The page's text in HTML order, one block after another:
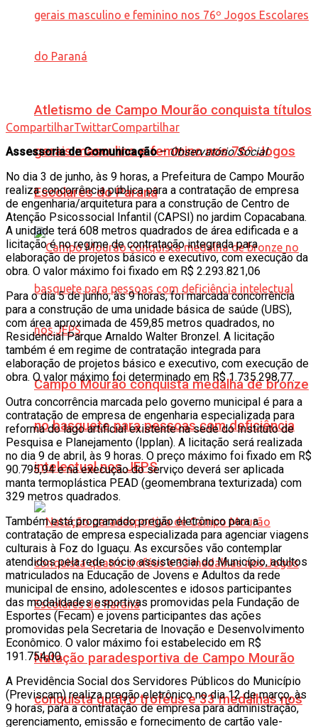
Atletismo de Campo Mourão conquista títulos
gerais masculino e feminino nos 76º Jogos
Escolares do Paraná
Campo Mourão conquista medalha de bronze
no basquete para pessoas com deficiência
intelectual nos JEPS
Natação paradesportiva de Campo Mourão
conquista quatro troféus e 33 medalhas nos
CompartilharTwittarCompartilhar
Assessoria de Comunicação–Observatório Social
No dia 3 de junho, às 9 horas, a Prefeitura de Campo Mourão
realiza concorrência pública para a contratação de empresa
de engenharia/arquitetura para a construção de Centro de
Atenção Psicossocial Infantil (CAPSI) no jardim Copacabana.
A unidade terá 608 metros quadrados de área edificada e a
licitação é no regime de contratação integrada para
elaboração de projetos básico e executivo, com execução da
obra. O valor máximo foi fixado em R$ 2.293.821,06
Para o dia 5 de junho, às 9 horas, foi marcada concorrência
para a construção de uma unidade básica de saúde (UBS),
com área aproximada de 459,85 metros quadrados, no
Residencial Parque Arnaldo Walter Bronzel. A licitação
também é em regime de contratação integrada para
elaboração de projetos básico e executivo, com execução de
obra. O valor máximo foi determinado em R$ 1.735.298,77.
Outra concorrência marcada pelo governo municipal é para a
contratação de empresa de engenharia especializada para
reforma do lago artificial existente na sede do Instituto de
Pesquisa e Planejamento (Ipplan). A licitação será realizada
no dia 9 de abril, às 9 horas. O preço máximo foi fixado em R$
90.795,94 e na execução do serviço deverá ser aplicada
manta termoplástica PEAD (geomembrana texturizada) com
329 metros quadrados.
Também está programado pregão eletrônico para a
contratação de empresa especializada para agenciar viagens
culturais à Foz do Iguaçu. As excursões vão contemplar
atendidos pela rede sócio assistencial do Município, adultos
matriculados na Educação de Jovens e Adultos da rede
municipal de ensino, adolescentes e idosos participantes
das modalidades esportivas promovidas pela Fundação de
Esportes (Fecam) e jovens participantes das ações
promovidas pela Secretaria de Inovação e Desenvolvimento
Econômico. O valor máximo foi estabelecido em R$
191.754,00.
A Previdência Social dos Servidores Públicos do Município
(Previscam) realiza pregão eletrônico no dia 12 de março, às
9 horas, para a contratação de empresa para administração,
gerenciamento, emissão e fornecimento de cartão vale-